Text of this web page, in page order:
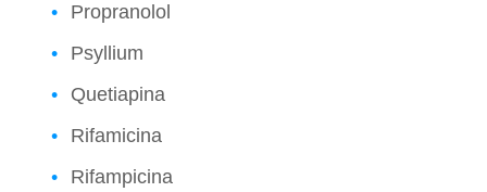
Propranolol
Psyllium
Quetiapina
Rifamicina
Rifampicina